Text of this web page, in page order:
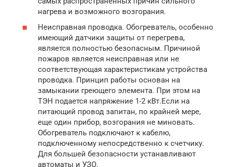
нагрева и возможного возгорания.
Неисправная проводка. Обогреватель, особенно
имеющий датчики защиты от перегрева,
является полностью безопасным. Причиной
пожаров является неисправная или не
соответствующая характеристикам устройства
проводка. Принцип работы основан на
замыкании греющего элемента. При этом на
ТЭН подается напряжение 1-2 кВт.Если на
питающий провод запитан, по крайней мере,
еще один прибор, возгорания не миновать.
Обогреватель подключают к кабелю,
подключенному непосредственно к счетчику.
Для большей безопасности устанавливают
автоматы и УЗО.